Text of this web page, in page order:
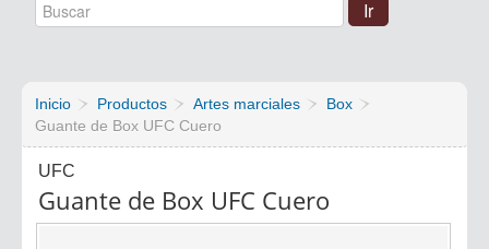
Inicio Productos Artes marciales
Box
Guante de Box UFC Cuero
UFC
Guante de Box UFC Cuero